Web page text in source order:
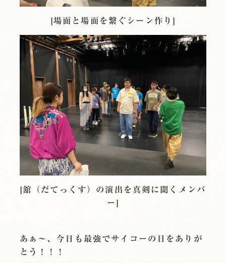
[場面と場面を繋ぐシーン作り]
[舘（だてっくす）の演出を真剣に聞くメンバ
ー]
あぁ〜、今日も最強でサイコーの日をありが
とう！！！